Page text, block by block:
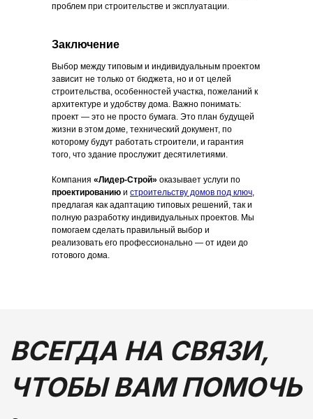
проблем при строительстве и эксплуатации.
Заключение
Выбор между типовым и индивидуальным проектом
зависит не только от бюджета, но и от целей
строительства, особенностей участка, пожеланий к
архитектуре и удобству дома. Важно понимать:
проект — это не просто бумага. Это план будущей
жизни в этом доме, технический документ, по
которому будут работать строители, и гарантия
того, что здание прослужит десятилетиями.
Компания «Лидер-Строй» оказывает услуги по
проектированию и строительству домов под ключ,
предлагая как адаптацию типовых решений, так и
полную разработку индивидуальных проектов. Мы
помогаем сделать правильный выбор и
реализовать его профессионально — от идеи до
готового дома.
публичной офертой и носит информационный характер
Политика конфиденциальности и согласие на обработку
персональных данных
ООО «СтройЛидер»
УНП 193698127
Ранее ИП УНП 691937110
K375333777576@gmail.com
пом. 109